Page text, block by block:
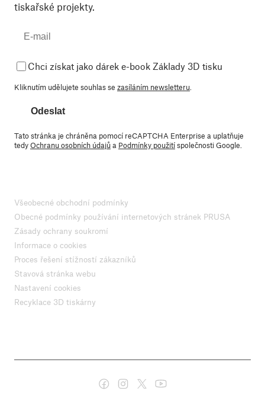
tiskařské projekty.
Chci získat jako dárek e-book Základy 3D tisku
Kliknutím udělujete souhlas se zasíláním newsletteru
Odeslat
Tato stránka je chráněna pomocí reCAPTCHA Enterprise a uplatňuje
tedyOchranu osobních údajůa Podmínky použitíspolečnosti Google.
Všeobecné obchodní podmínky
Obecné podmínky používání internetových stránek PRUSA
Zásady ochrany soukromí
Informace o cookies
Proces řešení stížností zákazníků
Stavová stránka webu
Nastavení cookies
Recyklace 3D tiskárny